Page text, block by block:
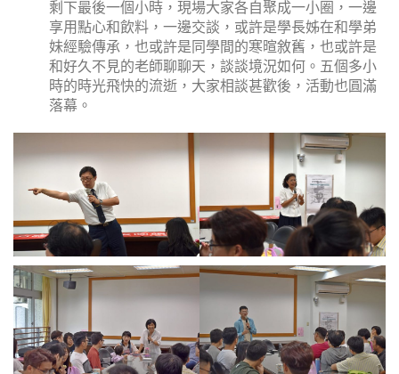
剩下最後一個小時，現場大家各自聚成一小圈，一邊
享用點心和飲料，一邊交談，或許是學長姊在和學弟
妹經驗傳承，也或許是同學間的寒暄敘舊，也或許是
和好久不見的老師聊聊天，談談境況如何。五個多小
時的時光飛快的流逝，大家相談甚歡後，活動也圓滿
落幕。